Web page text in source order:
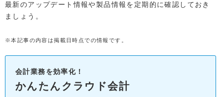
最新のアップデート情報や製品情報を定期的に確認しておき
ましょう。
※本記事の内容は掲載日時点での情報です。
会計業務を効率化！
かんたんクラウド会計